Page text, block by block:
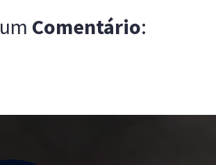
um Comentário: